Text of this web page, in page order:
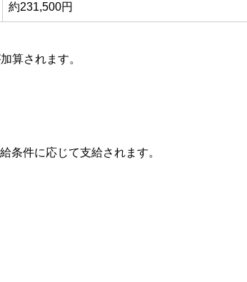
約231,500円
算されます。
条件に応じて支給されます。